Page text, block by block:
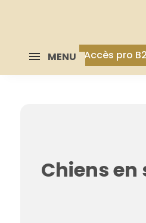
MENU Accès pro
Chiens